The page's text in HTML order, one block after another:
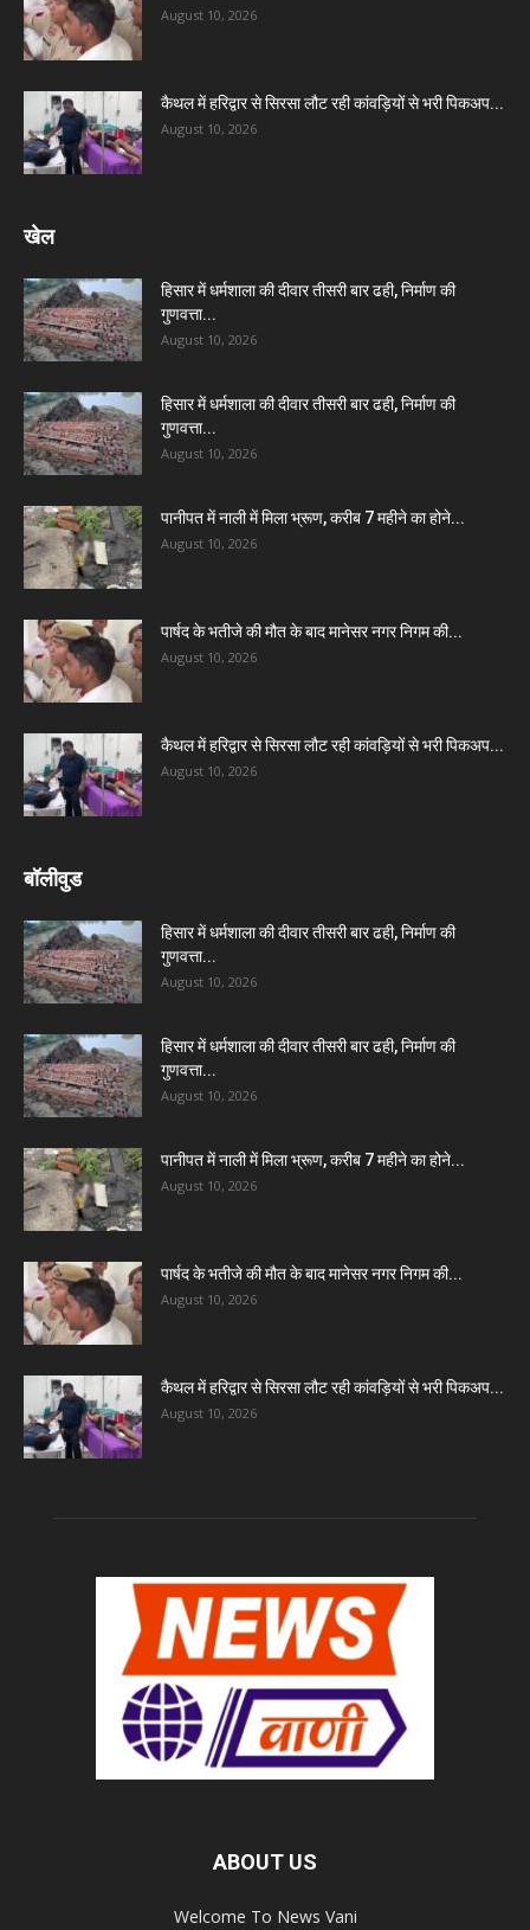
August 10, 2026
कैथल में हरिद्वार से सिरसा लौट रही कांवड़ियों से भरी पिकअप...
August 10, 2026
खेल
हिसार में धर्मशाला की दीवार तीसरी बार ढही, निर्माण की
गुणवत्ता...
August 10, 2026
हिसार में धर्मशाला की दीवार तीसरी बार ढही, निर्माण की
गुणवत्ता...
August 10, 2026
पानीपत में नाली में मिला भ्रूण, करीब 7 महीने का होने...
August 10, 2026
पार्षद के भतीजे की मौत के बाद मानेसर नगर निगम की...
August 10, 2026
कैथल में हरिद्वार से सिरसा लौट रही कांवड़ियों से भरी पिकअप...
August 10, 2026
बॉलीवुड
हिसार में धर्मशाला की दीवार तीसरी बार ढही, निर्माण की
गुणवत्ता...
August 10, 2026
हिसार में धर्मशाला की दीवार तीसरी बार ढही, निर्माण की
गुणवत्ता...
August 10, 2026
पानीपत में नाली में मिला भ्रूण, करीब 7 महीने का होने...
August 10, 2026
पार्षद के भतीजे की मौत के बाद मानेसर नगर निगम की...
August 10, 2026
कैथल में हरिद्वार से सिरसा लौट रही कांवड़ियों से भरी पिकअप...
August 10, 2026
ABOUT US
Welcome To News Vani